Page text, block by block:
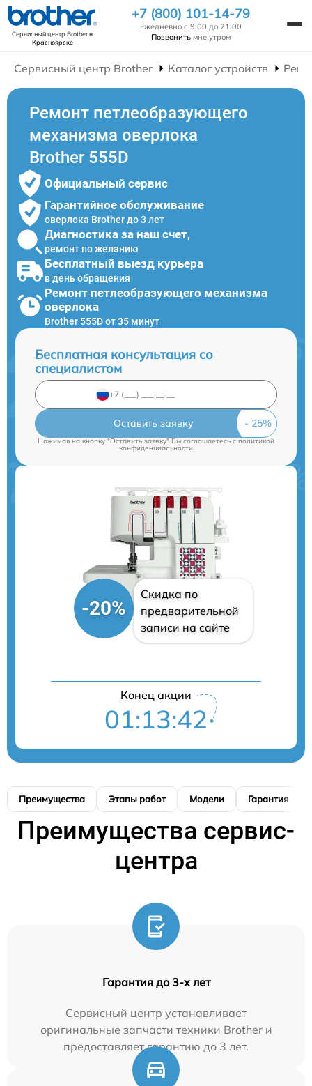
Сервисный центр Brotherв
Красноярске
+7 (800) 101-14-79
Ежедневно с 9:00 до 21:00
Позвонить мне утром
Сервисный центр Brother Каталог устройств
Ремонт петлеобразующего
механизма оверлока
Brother 555D
Официальный сервис
Гарантийное обслуживание
оверлока Brother до 3 лет
Диагностика за наш счет,
ремонт по желанию
Бесплатный выезд курьера
в день обращения
Ремонт петлеобразующего механизма
оверлока
Brother 555D от 35 минут
Бесплатная консультация со
специалистом
Оставить заявку
Нажимая на кнопку "Оставить заявку" Вы соглашаетесь cполитикой
конфиденциальности
-20%
Скидка по
предварительной
записи на сайте
Конец акции
01:13:41
Преимущества Этапы работ Модели Гарантия
Преимущества сервис-
центра
Гарантия до 3-х лет
Сервисный центр устанавливает
оригинальные запчасти техники Brother и
предоставляет гарантию до 3 лет.